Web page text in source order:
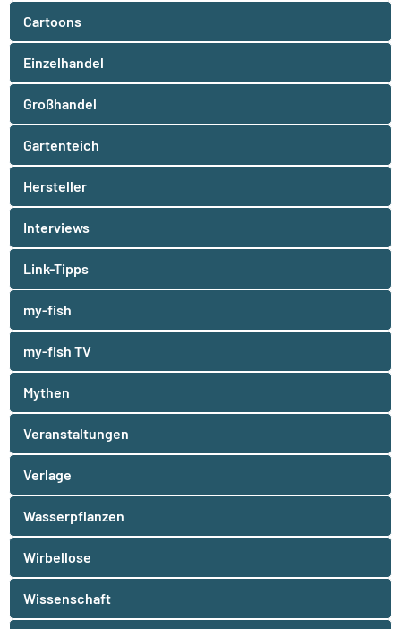
Cartoons
Einzelhandel
Großhandel
Gartenteich
Hersteller
Interviews
Link-Tipps
my-fish
my-fish TV
Mythen
Veranstaltungen
Verlage
Wasserpflanzen
Wirbellose
Wissenschaft